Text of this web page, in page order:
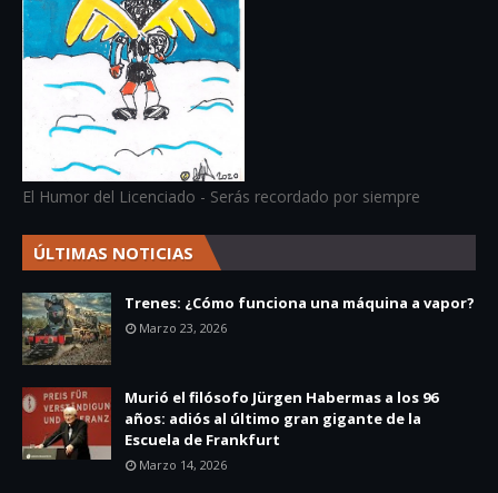
El Humor del Licenciado - Serás recordado por siempre
ÚLTIMAS NOTICIAS
Trenes: ¿Cómo funciona una máquina a vapor?
Marzo 23, 2026
Murió el filósofo Jürgen Habermas a los 96
años: adiós al último gran gigante de la
Escuela de Frankfurt
Marzo 14, 2026